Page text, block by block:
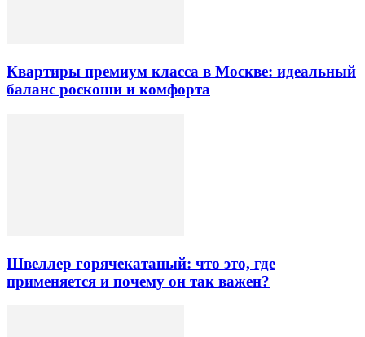
Квартиры премиум класса в Москве: идеальный
баланс роскоши и комфорта
Швеллер горячекатаный: что это, где
применяется и почему он так важен?